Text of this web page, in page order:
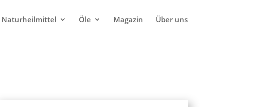
Naturheilmittel Öle Magazin Über uns